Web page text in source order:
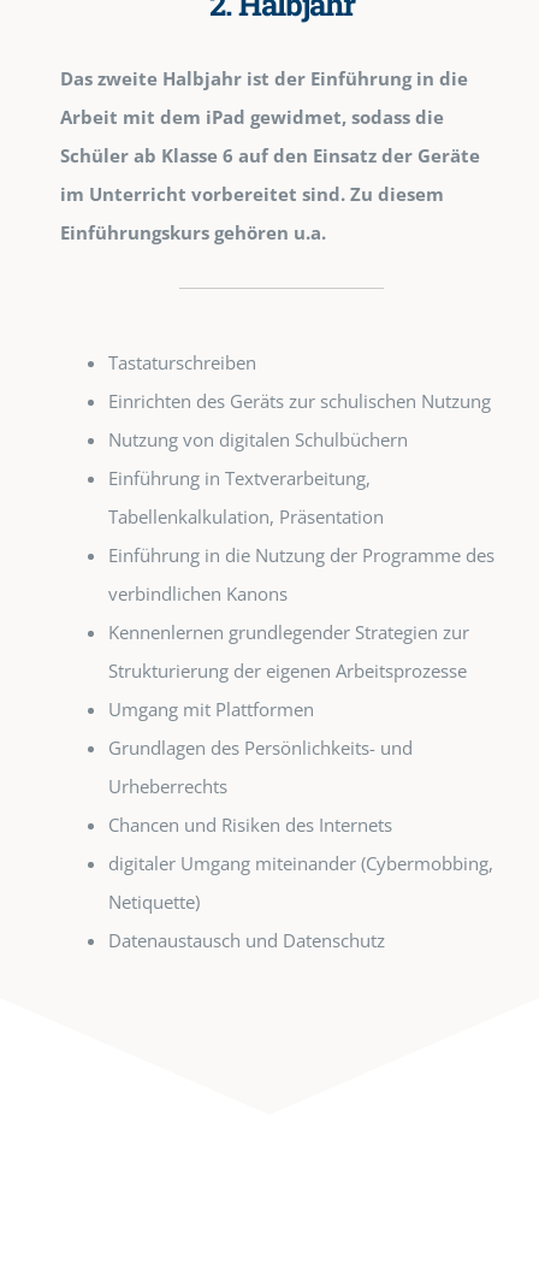
Das zweite Halbjahr ist der Einführung in die
Arbeit mit dem iPad gewidmet, sodass die
Schüler ab Klasse 6 auf den Einsatz der Geräte
im Unterricht vorbereitet sind. Zu diesem
Einführungskurs gehören u.a.
Tastaturschreiben
Einrichten des Geräts zur schulischen Nutzung
Nutzung von digitalen Schulbüchern
Einführung in Textverarbeitung,
Tabellenkalkulation, Präsentation
Einführung in die Nutzung der Programme des
verbindlichen Kanons
Kennenlernen grundlegender Strategien zur
Strukturierung der eigenen Arbeitsprozesse
Umgang mit Plattformen
Grundlagen des Persönlichkeits- und
Urheberrechts
Chancen und Risiken des Internets
digitaler Umgang miteinander (Cybermobbing,
Netiquette)
Datenaustausch und Datenschutz